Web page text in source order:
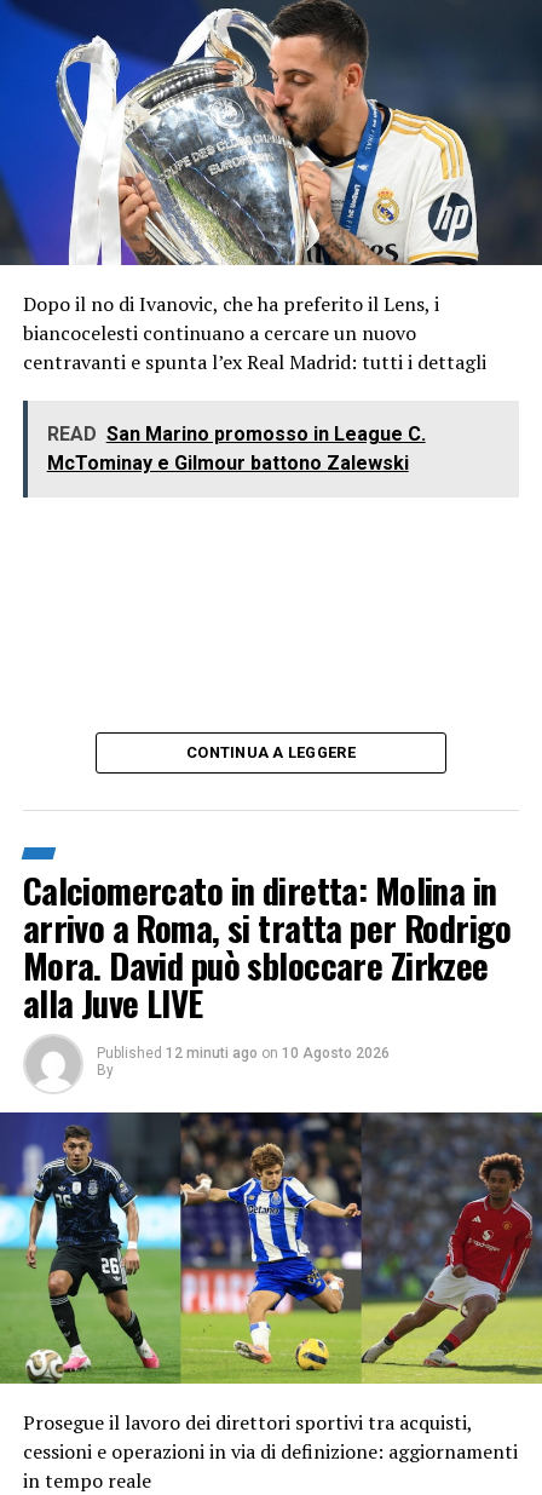
Dopo il no di Ivanovic, che ha preferito il Lens, i
biancocelesti continuano a cercare un nuovo
centravanti e spunta l’ex Real Madrid: tutti i dettagli
READ San Marino promosso in League C.
McTominay e Gilmour battono Zalewski
CONTINUA A LEGGERE
Calciomercato in diretta: Molina in
arrivo a Roma, si tratta per Rodrigo
Mora. David può sbloccare Zirkzee
alla Juve LIVE
Published 12 minuti ago on 10 Agosto 2026
By
Prosegue il lavoro dei direttori sportivi tra acquisti,
cessioni e operazioni in via di definizione: aggiornamenti
in tempo reale